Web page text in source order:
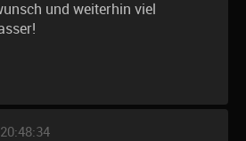
und weiterhin viel